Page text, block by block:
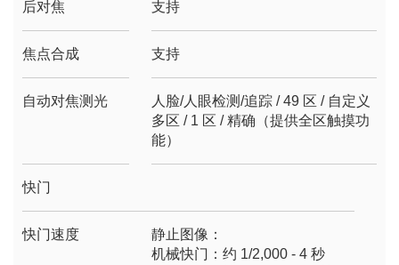
后对焦 支持
焦点合成 支持
自动对焦测光
人脸/人眼检测/追踪 / 49 区 / 自定义
多区 / 1 区 / 精确（提供全区触摸功
能）
快门
快门速度
静止图像：
机械快门：约 1/2,000 - 4 秒